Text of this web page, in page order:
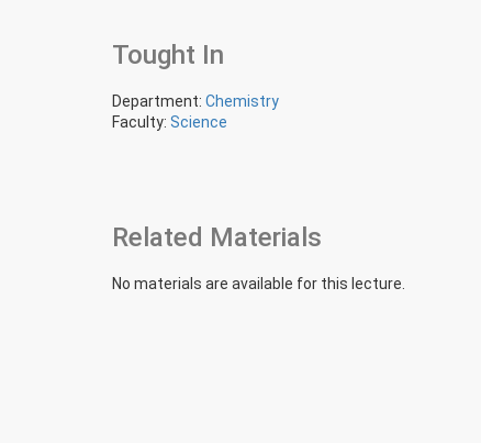
Tought In
Department: Chemistry
Faculty: Science
Related Materials
No materials are available for this lecture.